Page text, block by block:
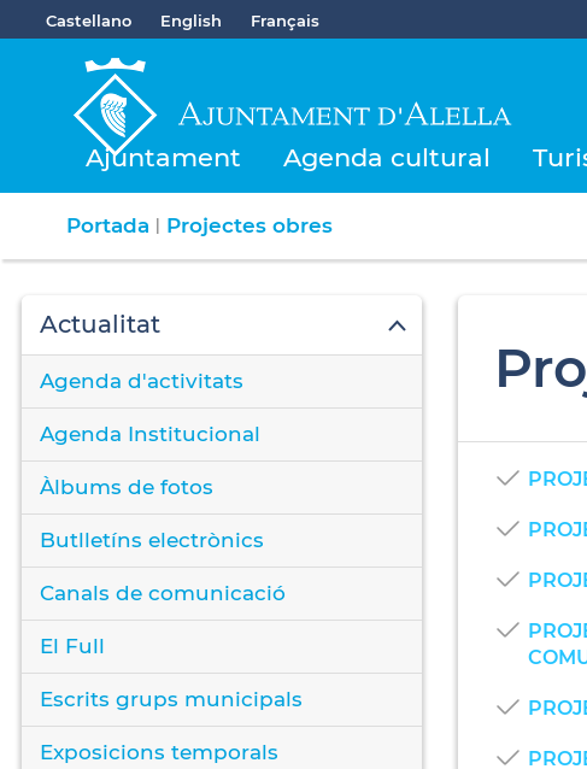
Castellano English Français
Ajuntament Agenda cultural
Portada | Projectes obres
Actualitat
Agenda d'activitats
Agenda Institucional
Àlbums de fotos
Butlletíns electrònics
Canals de comunicació
El Full
Escrits grups municipals
Exposicions temporals